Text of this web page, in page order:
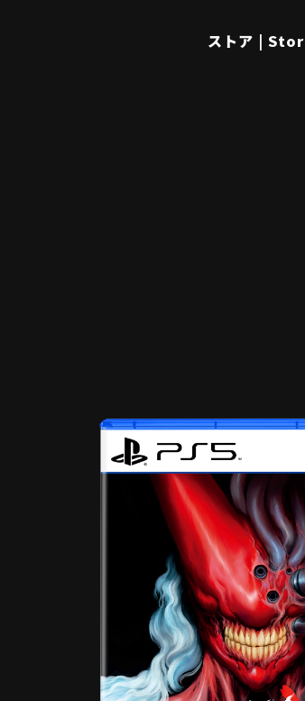
ストア |